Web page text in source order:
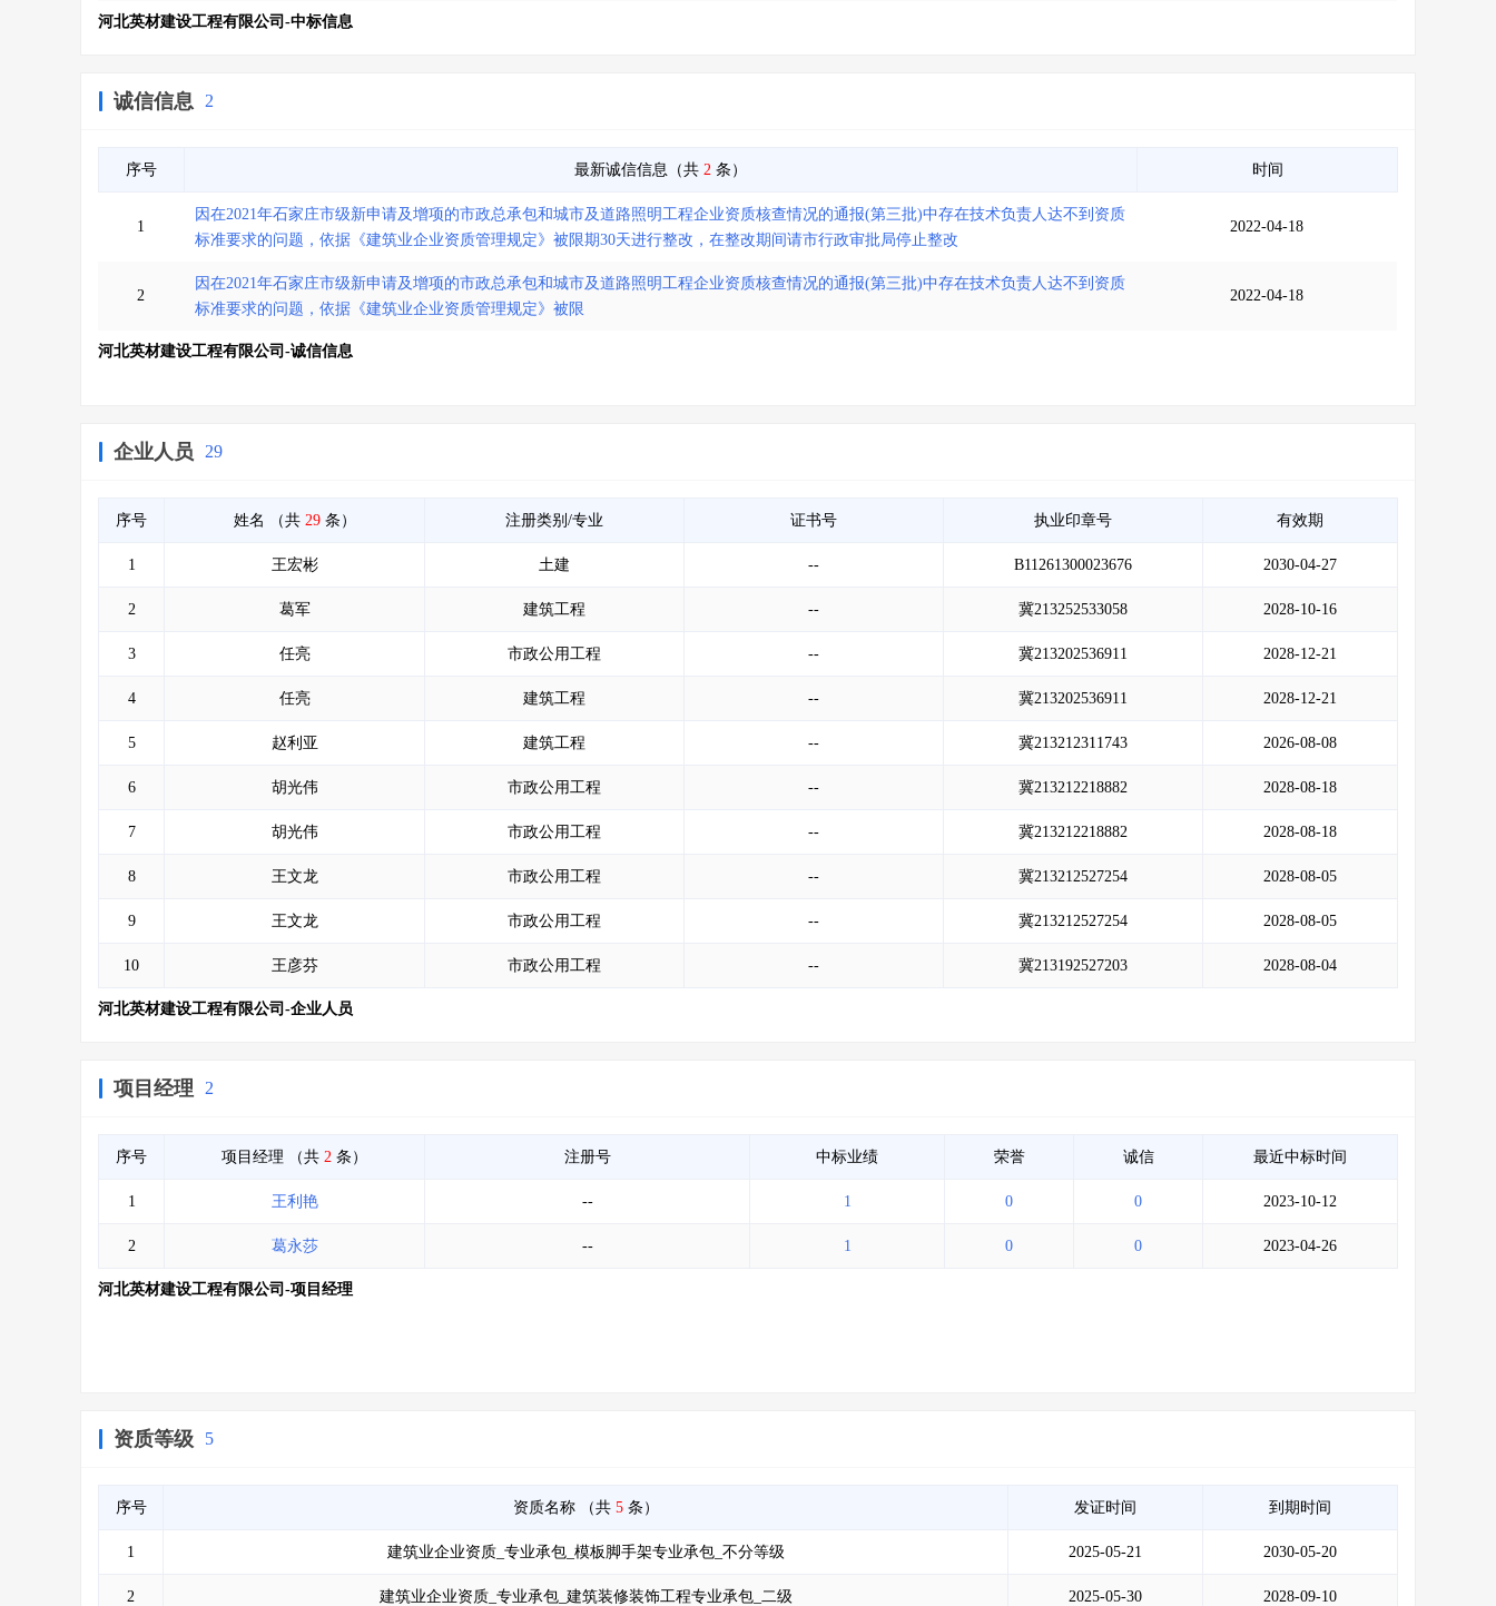
河北英材建设工程有限公司-中标信息
诚信信息 2
序号 最新诚信信息（共 2 条） 时间
1
因在2021年石家庄市级新申请及增项的市政总承包和城市及道路照明工程企业资质核查情况的通报(第三批)中存在技术负责人达不到资质
标准要求的问题，依据《建筑业企业资质管理规定》被限期30天进行整改，在整改期间请市行政审批局停止整改
2022-04-18
2
因在2021年石家庄市级新申请及增项的市政总承包和城市及道路照明工程企业资质核查情况的通报(第三批)中存在技术负责人达不到资质
标准要求的问题，依据《建筑业企业资质管理规定》被限
2022-04-18
河北英材建设工程有限公司-诚信信息
企业人员 29
序号 姓名 （共 29条） 注册类别/专业 证书号 执业印章号 有效期
1 王宏彬 土建 -- B11261300023676 2030-04-27
2 葛军 建筑工程 -- 冀213252533058 2028-10-16
3 任亮 市政公用工程 -- 冀213202536911 2028-12-21
4 任亮 建筑工程 -- 冀213202536911 2028-12-21
5 赵利亚 建筑工程 -- 冀213212311743 2026-08-08
6 胡光伟 市政公用工程 -- 冀213212218882 2028-08-18
7 胡光伟 市政公用工程 -- 冀213212218882 2028-08-18
8 王文龙 市政公用工程 -- 冀213212527254 2028-08-05
9 王文龙 市政公用工程 -- 冀213212527254 2028-08-05
10 王彦芬 市政公用工程 -- 冀213192527203 2028-08-04
河北英材建设工程有限公司-企业人员
项目经理 2
序号 项目经理 （共 2 条） 注册号 中标业绩 荣誉 诚信 最近中标时间
1 王利艳 -- 1 0 0 2023-10-12
2 葛永莎 -- 1 0 0 2023-04-26
河北英材建设工程有限公司-项目经理
资质等级 5
序号 资质名称 （共 5条） 发证时间 到期时间
1 建筑业企业资质_专业承包_模板脚手架专业承包_不分等级 2025-05-21 2030-05-20
2 建筑业企业资质_专业承包_建筑装修装饰工程专业承包_二级 2025-05-30 2028-09-10